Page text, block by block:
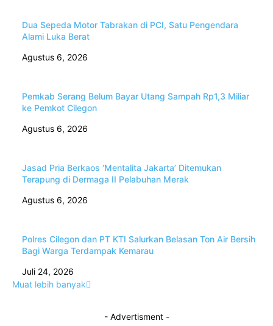
Dua Sepeda Motor Tabrakan di PCI, Satu Pengendara
Alami Luka Berat
Agustus 6, 2026
Pemkab Serang Belum Bayar Utang Sampah Rp1,3 Miliar
ke Pemkot Cilegon
Agustus 6, 2026
Jasad Pria Berkaos ‘Mentalita Jakarta’ Ditemukan
Terapung di Dermaga II Pelabuhan Merak
Agustus 6, 2026
Polres Cilegon dan PT KTI Salurkan Belasan Ton Air Bersih
Bagi Warga Terdampak Kemarau
Juli 24, 2026
Muat lebih banyak
- Advertisment -